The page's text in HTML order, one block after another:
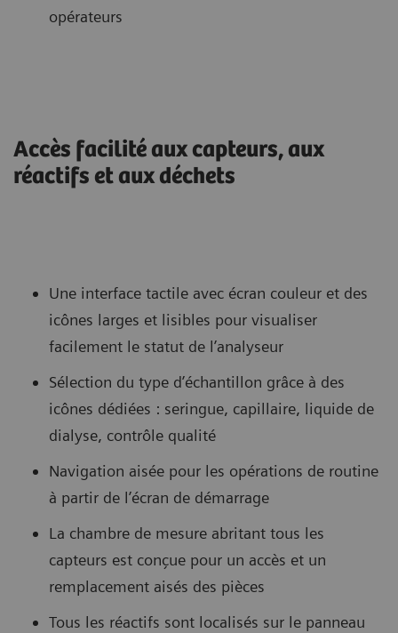
opérateurs
Accès facilité aux capteurs, aux
réactifs et aux déchets
Une interface tactile avec écran couleur et des
icônes larges et lisibles pour visualiser
facilement le statut de l’analyseur
Sélection du type d’échantillon grâce à des
icônes dédiées : seringue, capillaire, liquide de
dialyse, contrôle qualité
Navigation aisée pour les opérations de routine
à partir de l’écran de démarrage
La chambre de mesure abritant tous les
capteurs est conçue pour un accès et un
remplacement aisés des pièces
Tous les réactifs sont localisés sur le panneau